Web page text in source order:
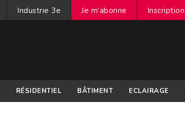
Industrie 3e Je m’abonne Inscription
RÉSIDENTIEL BÂTIMENT ECLAIRAGE